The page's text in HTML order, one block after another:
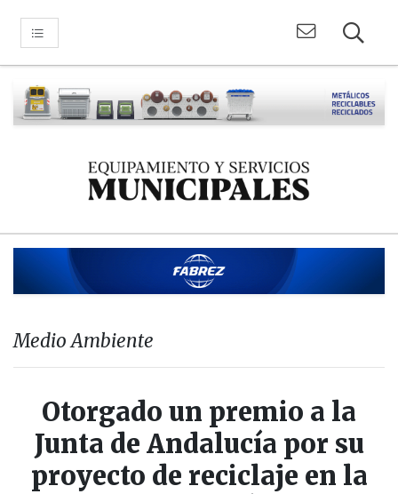
Medio Ambiente
Otorgado un premio a la
Junta de Andalucía por su
proyecto de reciclaje en la